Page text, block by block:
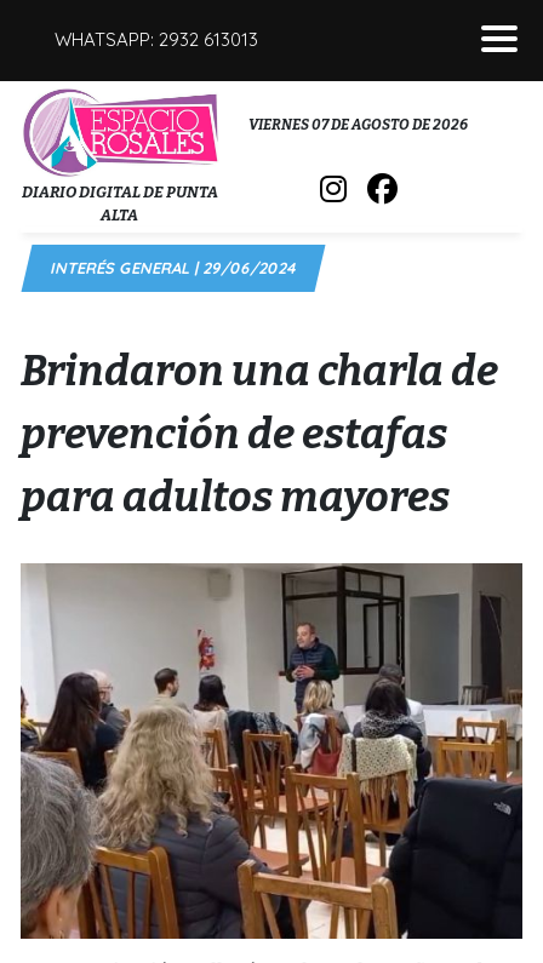
WHATSAPP: 2932 613013
POLICIALES
INTERÉS GENERAL
DEPORTES
DIARIO DIGITAL DE PUNTA
ALTA
VIERNES 07 DE AGOSTO DE 2026
INTERÉS GENERAL | 29/06/2024
Brindaron una charla de
prevención de estafas
para adultos mayores